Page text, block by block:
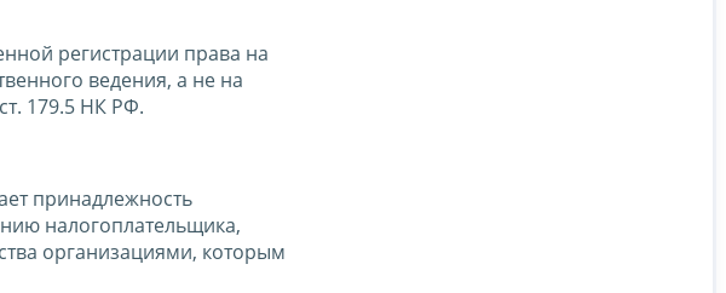
регистрации права на
ведения, а не на
179.5 НК РФ.
принадлежность
налогоплательщика,
организациями, которым